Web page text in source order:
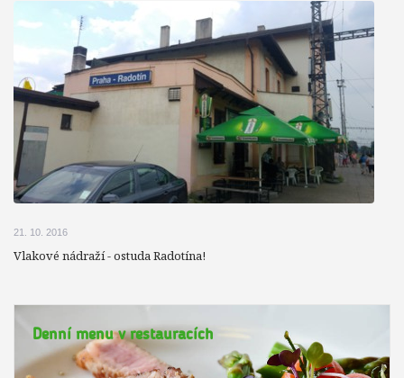
21. 10. 2016
Vlakové nádraží - ostuda Radotína!
Denní menu v restauracích